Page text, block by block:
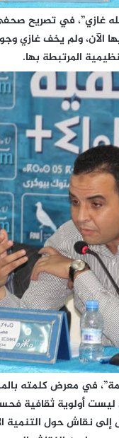
غازي”، في تصريح
مما هي عليها الآن، ولم
المرتبطة بها.
في معرض كلمته
أولوية ثقافية
إلى نقاش حول التنمية